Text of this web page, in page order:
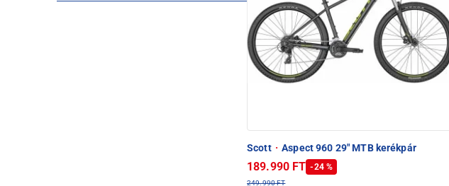
Scott · Aspect 960 29" MTB kerékpár
189.990 FT -24 %
249.990 FT